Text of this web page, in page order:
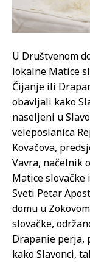
U Društvenom
lokalne Matice
Čijanje ili
obavljali kako
naseljeni u
veleposlanica
Kovačova,
Vavra, načelnik
Matice
Sveti Petar
domu u
slovačke,
Drapanie perja,
kako Slavonci,